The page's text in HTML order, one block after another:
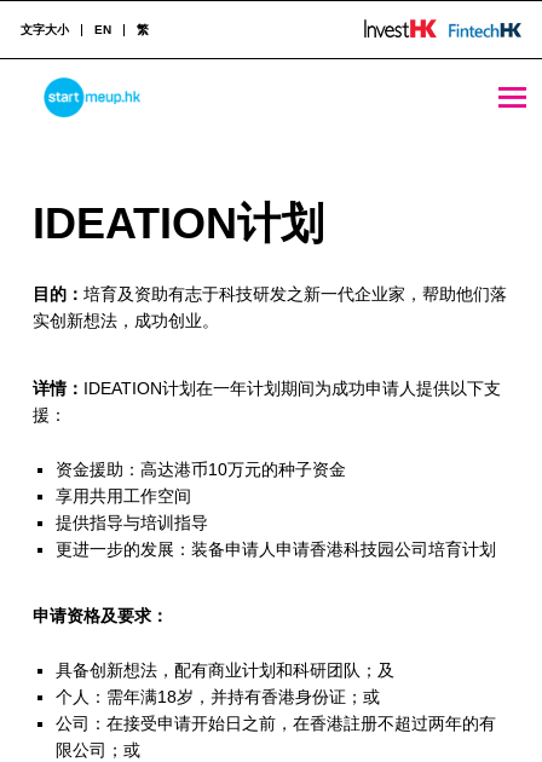
STARTMEUPHK
STARTMEUPHK FESTIVAL IS THE LEADING STARTUP AND INNOVATION CONFERENCE EVENT IN HONG KONG
文字大小 EN 繁
I
E
T
O
N
计
划
IDEATION计划
目的： 培育及资助有志于科技研发之新一代企业家，帮助他们落
实创新想法，成功创业。
详情： IDEATION计划在一年计划期间为成功申请人提供以下支
援：
资金援助：高达港币10万元的种子资金
享用共用工作空间
提供指导与培训指导
更进一步的发展：装备申请人申请香港科技园公司培育计划
申请资格及要求：
具备创新想法，配有商业计划和科研团队；及
个人：需年满18岁，并持有香港身份证；或
公司：在接受申请开始日之前，在香港註册不超过两年的有
限公司；或